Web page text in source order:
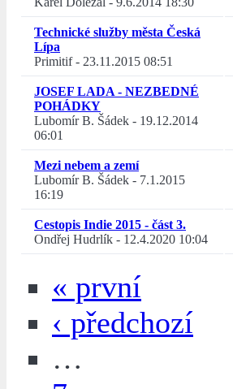
Technické služby města Česká
Lípa
Primitif- 23.11.2015 08:51
JOSEF LADA - NEZBEDNÉ
POHÁDKY
Lubomír B. Šádek - 19.12.2014
06:01
Mezi nebem a zemí
Lubomír B. Šádek - 7.1.2015
16:19
Cestopis Indie 2015 - část 3.
Ondřej Hudrlík - 12.4.2020 10:04
« první
‹ předchozí
…